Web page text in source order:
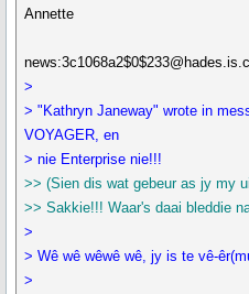
Annette
>
> "Kathryn Janeway" wrote in
VOYAGER, en
> nie Enterprise nie!!!
>> (Sien dis wat gebeur as jy my
>> Sakkie!!! Waar's daai bleddie
>
> Wê wê wêwê wê, jy is te vê-
>